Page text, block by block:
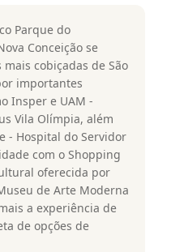
Parque do
Conceição se
cobiçadas de São
importantes
Insper e UAM -
Vila Olímpia, além
- Hospital do Servidor
com o Shopping
oferecida por
de Arte Moderna
a experiência de
de opções de